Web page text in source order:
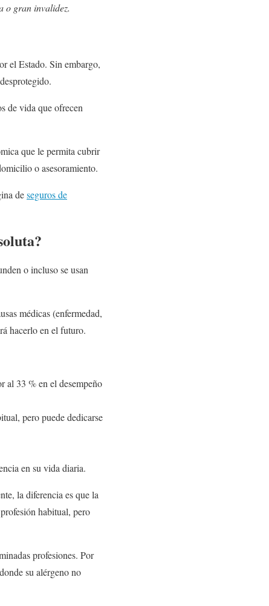
o gran invalidez.
el Estado. Sin embargo,
de vida que ofrecen
que le permita cubrir
o asesoramiento.
deseguros de
o incluso se usan
médicas (enfermedad,
hacerlo en el futuro.
al 33 % en el desempeño
pero puede dedicarse
en su vida diaria.
la diferencia es que la
habitual, pero
profesiones. Por
su alérgeno no